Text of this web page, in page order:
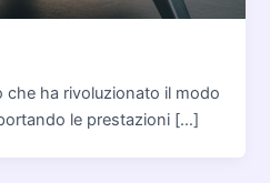
che ha rivoluzionato il modo
le prestazioni […]